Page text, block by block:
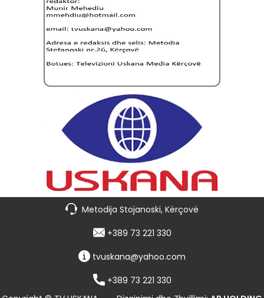
Metodija Stojanoski, Kërçovë
+389 73 221 330
tvuskana@yahoo.com
+389 73 221 330